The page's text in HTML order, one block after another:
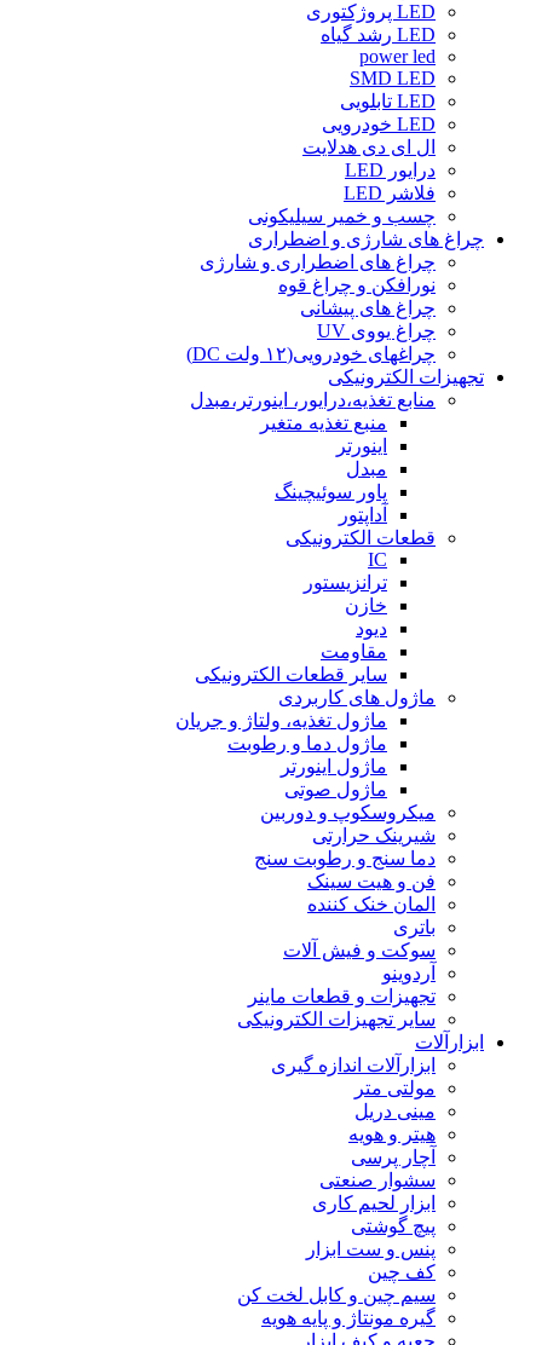
LED پروژکتوری
LED رشد گیاه
power led
SMD LED
LED تابلویی
LED خودرویی
ال ای دی هدلایت
درایور LED
فلاشر LED
چسب و خمیر سیلیکونی
چراغ های شارژی و اضطراری
چراغ های اضطراری و شارژی
نورافکن و چراغ قوه
چراغ های پیشانی
چراغ یووی UV
چراغهای خودرویی(۱۲ ولت DC)
تجهیزات الکترونیکی
منابع تغذیه،درایور، اینورتر،مبدل
منبع تغذیه متغیر
اینورتر
مبدل
پاور سوئیچینگ
آداپتور
قطعات الکترونیکی
IC
ترانزیستور
خازن
دیود
مقاومت
سایر قطعات الکترونیکی
ماژول های کاربردی
ماژول تغذیه، ولتاژ و جریان
ماژول دما و رطوبت
ماژول اینورتر
ماژول صوتی
میکروسکوپ و دوربین
شیرینک حرارتی
دما سنج و رطوبت سنج
فن و هیت سینک
المان خنک کننده
باتری
سوکت و فیش آلات
آردوینو
تجهیزات و قطعات ماینر
سایر تجهیزات الکترونیکی
ابزارآلات
ابزارآلات اندازه گیری
مولتی متر
مینی دریل
هیتر و هویه
آچار پرسی
سشوار صنعتی
ابزار لحیم کاری
پیچ گوشتی
پنس و ست ابزار
کف چین
سیم چین و کابل لخت کن
گیره مونتاژ و پایه هویه
جعبه و کیف ابزار